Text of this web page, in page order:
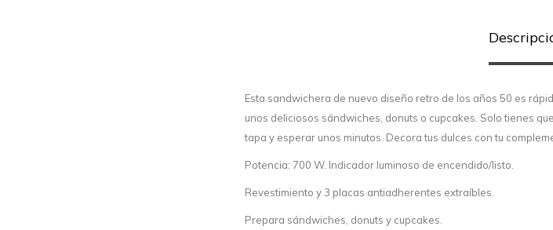
Esta sandwichera de nuevo diseño retro de los años 50 es
unos deliciosos sándwiches, donuts o cupcakes. Solo tienes
tapa y esperar unos minutos. Decora tus dulces con tu
Potencia: 700 W. Indicador luminoso de encendido/listo.
Revestimiento y 3 placas antiadherentes extraíbles.
Prepara sándwiches, donuts y cupcakes.